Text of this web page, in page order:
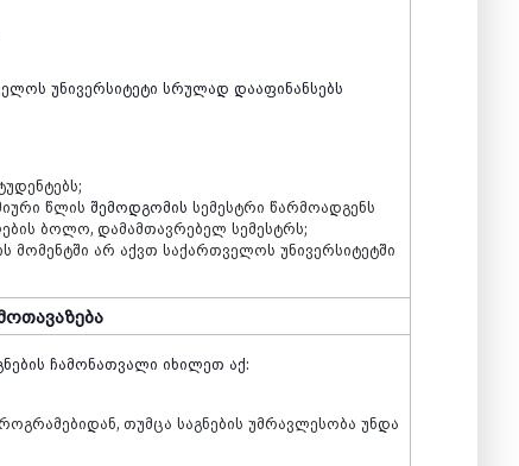
უნივერსიტეტი სრულად დააფინანსებს
;
წლის შემოდგომის სემესტრი წარმოადგენს
ბოლო, დამამთავრებელ სემესტრს;
მომენტში არ აქვთ საქართველოს უნივერსიტეტში
ჩამონათვალი იხილეთ აქ :
, თუმცა საგნების უმრავლესობა უნდა